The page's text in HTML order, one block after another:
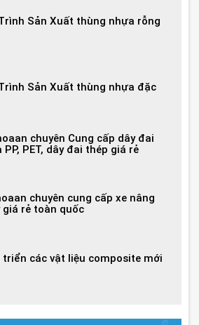
Sản Xuất thùng nhựa rỗng
Sản Xuất thùng nhựa đặc
chuyên Cung cấp dây đai
PP, PET, dây đai thép giá rẻ
chuyên cung cấp xe nâng
giá rẻ toàn quốc
triển các vật liệu composite mới